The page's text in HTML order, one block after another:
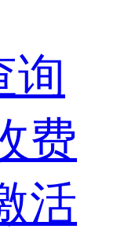
询
费
活